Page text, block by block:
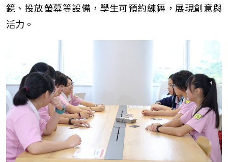
鏡、投放螢幕等設備，學生可預約練舞，展現創意與
活力。